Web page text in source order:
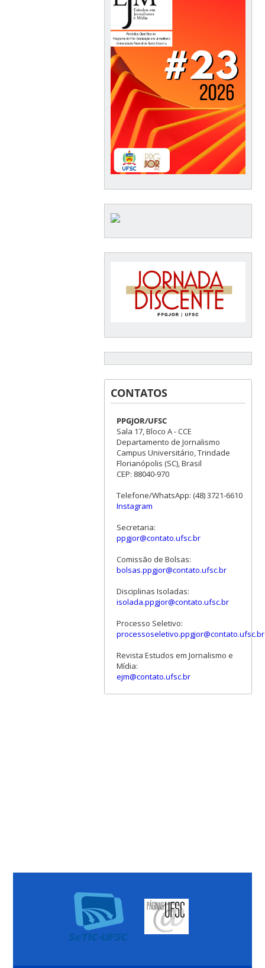
CONTATOS
PPGJOR/UFSC
Sala 17, Bloco A - CCE
Departamento de Jornalismo
Campus Universitário, Trindade
Florianópolis (SC), Brasil
CEP: 88040-970
Telefone/WhatsApp: (48) 3721-6610
Instagram
Secretaria:
ppgjor@contato.ufsc.br
Comissão de Bolsas:
bolsas.ppgjor@contato.ufsc.br
Disciplinas Isoladas:
isolada.ppgjor@contato.ufsc.br
Processo Seletivo:
processoseletivo.ppgjor@contato.ufsc.br
Revista Estudos em Jornalismo e
Mídia:
ejm@contato.ufsc.br